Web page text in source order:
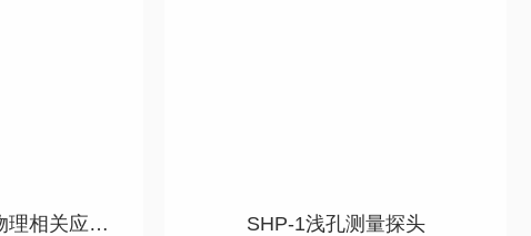
TETRAD 适用于核物理相关应用的N-型高纯锗(HPGe)探测器 SHP-1浅孔测量探头